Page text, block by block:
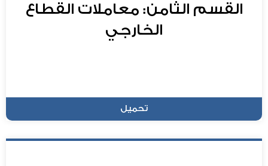
القسم الثامن: معاملات القطاع
الخارجي
تحميل